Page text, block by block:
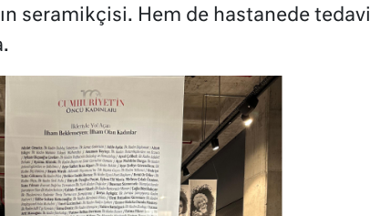
seramikçisi. Hem de hastanede tedavi